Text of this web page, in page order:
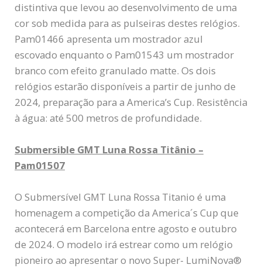
distintiva que levou ao desenvolvimento de uma
cor sob medida para as pulseiras destes relógios.
Pam01466 apresenta um mostrador azul
escovado enquanto o Pam01543 um mostrador
branco com efeito granulado matte. Os dois
relógios estarão disponíveis a partir de junho de
2024, preparação para a America’s Cup. Resistência
à água: até 500 metros de profundidade.
Submersible GMT Luna Rossa Titânio –
Pam01507
O Submersível GMT Luna Rossa Titanio é uma
homenagem a competição da America´s Cup que
acontecerá em Barcelona entre agosto e outubro
de 2024. O modelo irá estrear como um relógio
pioneiro ao apresentar o novo Super- LumiNova®